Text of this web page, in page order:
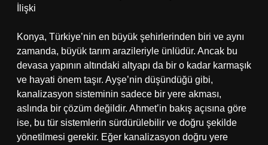
İlişki
Konya, Türkiye’nin en büyük şehirlerinden biri ve aynı
zamanda, büyük tarım arazileriyle ünlüdür. Ancak bu
devasa yapının altındaki altyapı da bir o kadar karmaşık
ve hayati önem taşır. Ayşe’nin düşündüğü gibi,
kanalizasyon sisteminin sadece bir yere akması,
aslında bir çözüm değildir. Ahmet’in bakış açısına göre
ise, bu tür sistemlerin sürdürülebilir ve doğru şekilde
yönetilmesi gerekir. Eğer kanalizasyon doğru yere